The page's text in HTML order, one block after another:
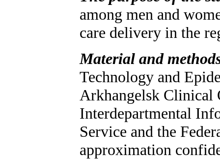
among men and
care delivery in the
Material and
Technology and
Arkhangelsk Clinical
Interdepartmental
Service and the
approximation